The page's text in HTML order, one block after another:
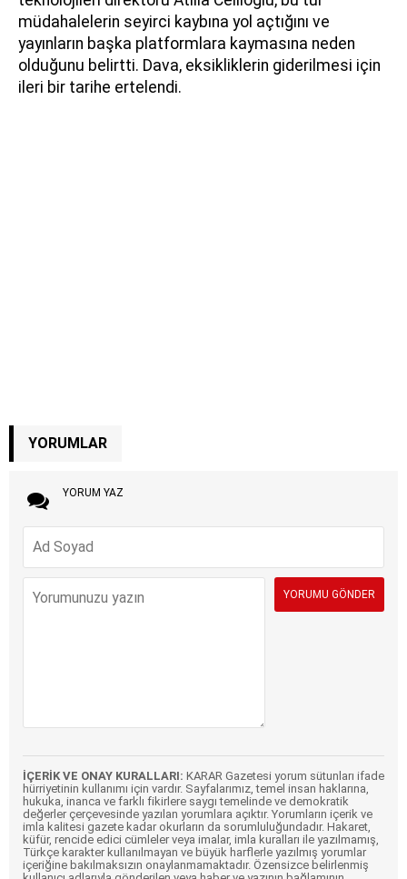
müdahalelerin seyirci kaybına yol açtığını ve
yayınların başka platformlara kaymasına neden
olduğunu belirtti. Dava, eksikliklerin giderilmesi için
ileri bir tarihe ertelendi.
YORUMLAR
YORUM YAZ
İÇERİK VE ONAY KURALLARI: KARAR Gazetesi yorum sütunları ifade
hürriyetinin kullanımı için vardır. Sayfalarımız, temel insan haklarına,
hukuka, inanca ve farklı fikirlere saygı temelinde ve demokratik
değerler çerçevesinde yazılan yorumlara açıktır. Yorumların içerik ve
imla kalitesi gazete kadar okurların da sorumluluğundadır. Hakaret,
küfür, rencide edici cümleler veya imalar, imla kuralları ile yazılmamış,
Türkçe karakter kullanılmayan ve büyük harflerle yazılmış yorumlar
içeriğine bakılmaksızın onaylanmamaktadır. Özensizce belirlenmiş